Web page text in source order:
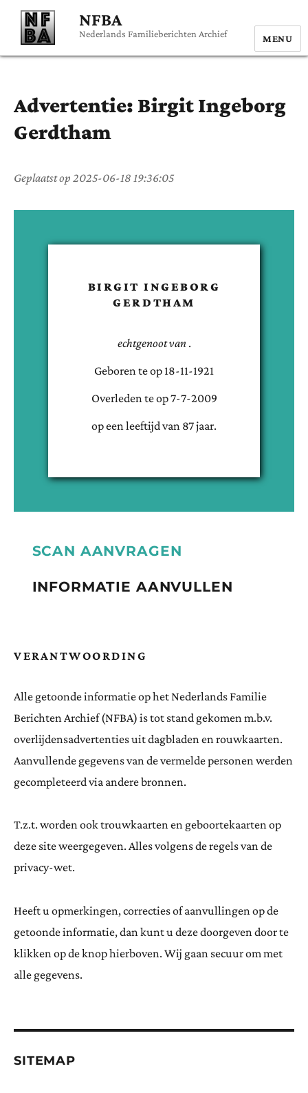
NFBA
Nederlands Familieberichten Archief MENU
Advertentie: Birgit Ingeborg
Gerdtham
Geplaatst op 2025-06-18 19:36:05
BIRGIT INGEBORG
GERDTHAM
echtgenoot van .
Geboren teop 18-11-1921
Overleden teop7-7-2009
op een leeftijd van 87jaar.
SCAN AANVRAGEN
INFORMATIE AANVULLEN
VERANTWOORDING
Alle getoonde informatie op het Nederlands Familie
Berichten Archief (NFBA) is tot stand gekomen m.b.v.
overlijdensadvertenties uit dagbladen en rouwkaarten.
Aanvullende gegevens van de vermelde personen werden
gecompleteerd via andere bronnen.
T.z.t. worden ook trouwkaarten en geboortekaarten op
deze site weergegeven. Alles volgens de regels van de
privacy-wet.
Heeft u opmerkingen, correcties of aanvullingen op de
getoonde informatie, dan kunt u deze doorgeven door te
klikken op de knop hierboven. Wij gaan secuur om met
alle gegevens.
SITEMAP